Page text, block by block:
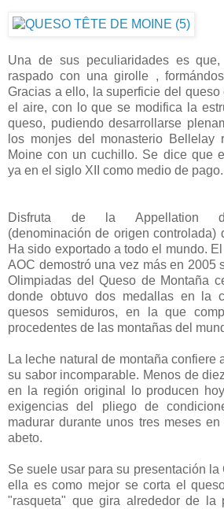
Una de sus peculiaridades es
raspado con una girolle ,
Gracias a ello, la superficie del queso
el aire, con lo que se modifica la
queso, pudiendo desarrollarse
los monjes del monasterio Bellelay
Moine con un cuchillo. Se dice que
ya en el siglo XII como medio de pago.
Disfruta de la Appellation
(denominación de origen controlada)
Ha sido exportado a todo el mundo.
AOC demostró una vez más en 2005
Olimpiadas del Queso de Montaña
donde obtuvo dos medallas en la
quesos semiduros, en la que
procedentes de las montañas del
La leche natural de montaña confiere
su sabor incomparable. Menos de
en la región original lo producen
exigencias del pliego de
madurar durante unos tres meses
abeto.
Se suele usar para su presentación la
ella es como mejor se corta el
"rasqueta" que gira alrededor de la